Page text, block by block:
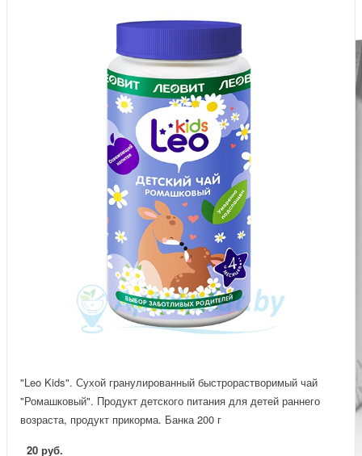
"Leo Kids". Сухой гранулированный быстрорастворимый чай
"Ромашковый". Продукт детского питания для детей раннего
возраста, продукт прикорма. Банка 200 г
20 руб.